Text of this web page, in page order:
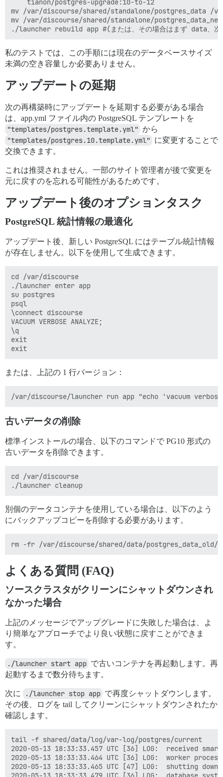
mv /var/discourse/shared/standalone/postgres_data /
mv /var/discourse/shared/standalone/
私のテストでは、この手順には現在のデータベースサイズ
未満の空き容量しか必要ありません。
アップデートの延期
次の再構築時にアップデートを延期する必要がある場合
は、app.yml ファイル内の PostgreSQL テンプレートを
"templates/postgres.template.yml" から
"templates/postgres.10.template.yml" に変更することで
交換できます。
これは推奨されません。一部のサイト管理者が後で変更を
元に戻すのを忘れる可能性があるためです。
アップデート後のオプションタスク
PostgreSQL 統計情報の最適化
アップデート後、新しい PostgreSQL にはテーブル統計情報
が存在しません。以下を使用して生成できます。
cd /var/discourse
./launcher enter app
su postgres
psql
\connect discourse
VACUUM VERBOSE ANALYZE;
\q
exit
または、上記の 1 行バージョン：
古いデータの削除
標準インストールの場合、以下のコマンドで PG10 形式の
古いデータを削除できます。
cd /var/discourse
別個のデータコンテナを使用している場合は、以下のよう
にバックアップコピーを削除する必要があります。
よくある質問 (FAQ)
ソースクラスタがクリーンにシャットダウンされ
なかった場合
上記のメッセージでアップグレードに失敗した場合は、よ
り簡単なアプローチでより良い状態に戻すことができま
す。
./launcher start app で古いコンテナを再起動します。再
起動するまで数分待ちます。
次に ./launcher stop app で再度シャットダウンします。
その後、ログを tail してクリーンにシャットダウンされたか
確認します。
tail -f shared/data/log/var-log/postgres/current
2020-05-13 18:33:33.457 UTC [36] LOG:  received
2020-05-13 18:33:33.464 UTC [36] LOG:  worker
2020-05-13 18:33:33.465 UTC [47] LOG:  shutting down